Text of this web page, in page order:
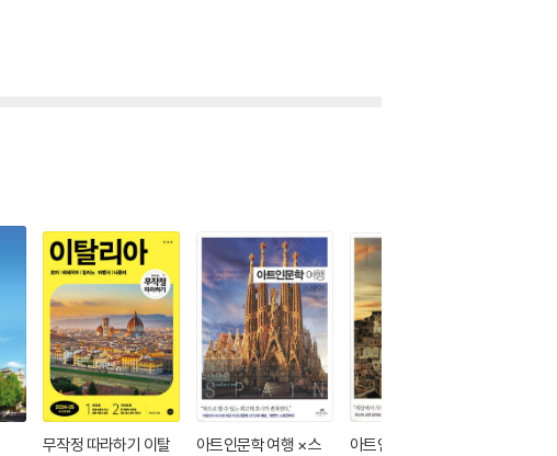
무작정 따라하기 이탈
아트인문학 여행 × 스
아트인문학 여행